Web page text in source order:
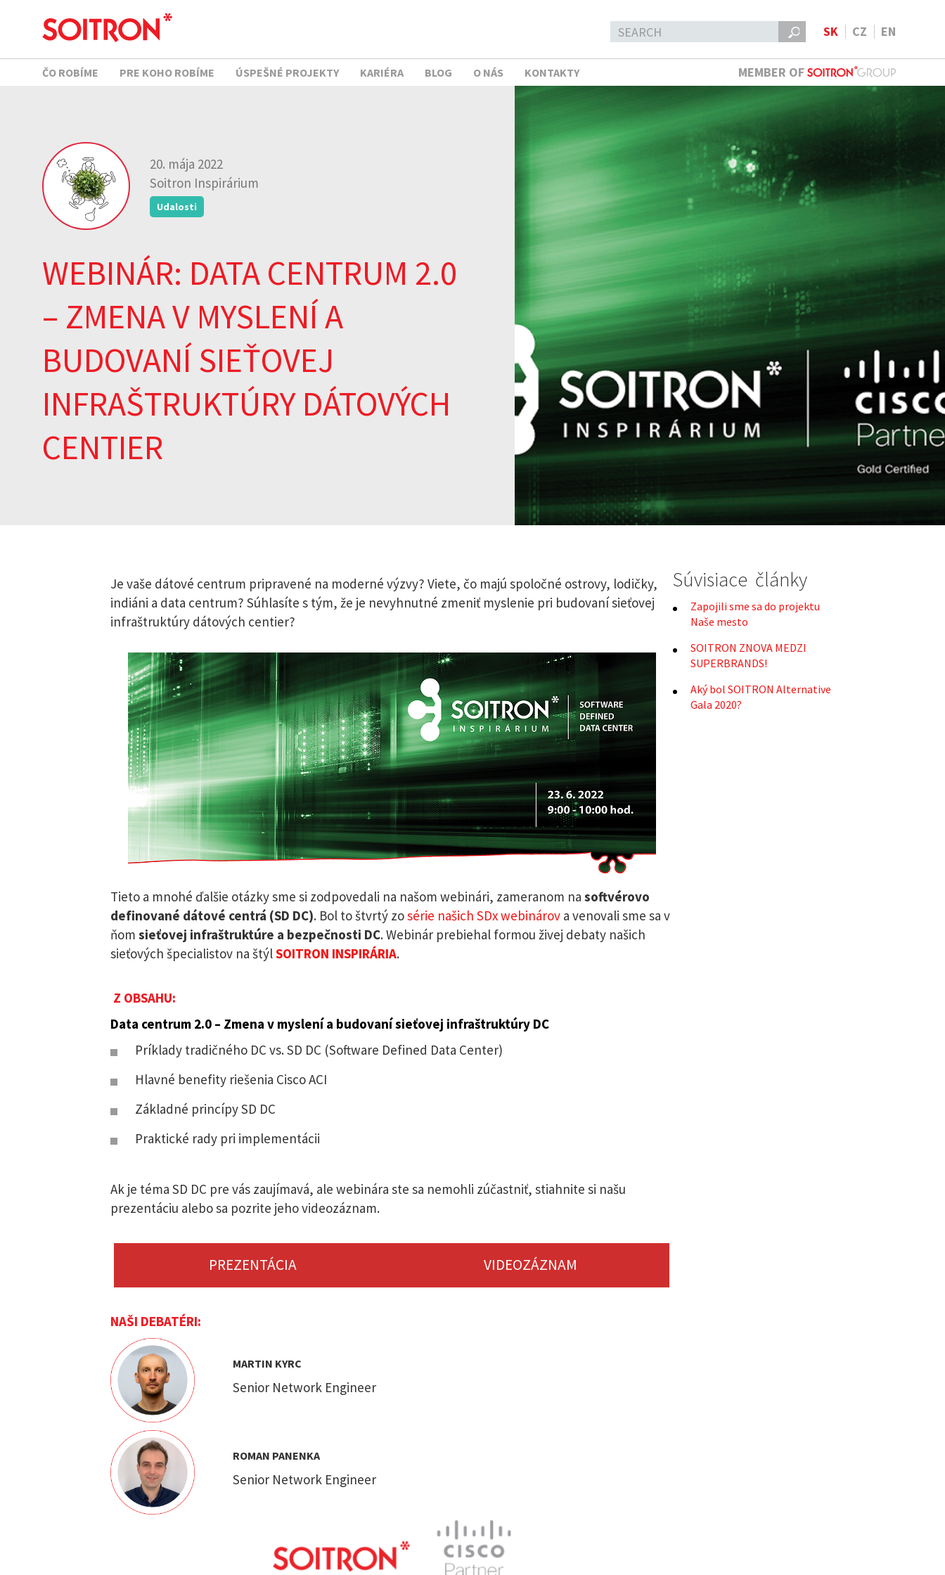
SK CZ EN
ČO ROBÍME PRE KOHO ROBÍME ÚSPEŠNÉ PROJEKTY KARIÉRA BLOG O NÁS KONTAKTY MEMBER OF
20. mája 2022
Soitron Inspirárium
Udalosti
WEBINÁR: DATA CENTRUM 2.0
– ZMENA V MYSLENÍ A
BUDOVANÍ SIEŤOVEJ
INFRAŠTRUKTÚRY DÁTOVÝCH
CENTIER
Je vaše dátové centrum pripravené na moderné výzvy? Viete, čo majú spoločné ostrovy, lodičky,
indiáni a data centrum? Súhlasíte s tým, že je nevyhnutné zmeniť myslenie pri budovaní sieťovej
infraštruktúry dátových centier?
Tieto a mnohé ďalšie otázky sme si zodpovedali na našom webinári, zameranom na softvérovo
definované dátové centrá (SD DC). Bol to štvrtý zosérie našich SDx webinárov a venovali sme sa v
ňom sieťovej infraštruktúre a bezpečnosti DC. Webinár prebiehal formou živej debaty našich
sieťových špecialistov na štýlSOITRON INSPIRÁRIA.
Z OBSAHU:
Data centrum 2.0 – Zmena v myslení a budovaní sieťovej infraštruktúry DC
Príklady tradičného DC vs. SD DC (Software Defined Data Center)
Hlavné benefity riešenia Cisco ACI
Základné princípy SD DC
Praktické rady pri implementácii
Ak je téma SD DC pre vás zaujímavá, ale webinára ste sa nemohli zúčastniť, stiahnite si našu
prezentáciu alebo sa pozrite jeho videozáznam.
PREZENTÁCIA VIDEOZÁZNAM
NAŠI DEBATÉRI:
MARTIN KYRC
Senior Network Engineer
ROMAN PANENKA
Senior Network Engineer
Súvisiace články
Zapojili sme sa do projektu
Naše mesto
SOITRON ZNOVA MEDZI
SUPERBRANDS!
Aký bol SOITRON Alternative
Gala 2020?